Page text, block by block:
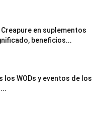
en suplementos
beneficios...
los WODs y eventos de los